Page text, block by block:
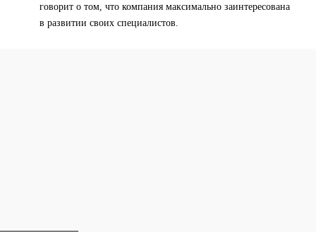
говорит о том, что компания максимально заинтересована
в развитии своих специалистов.